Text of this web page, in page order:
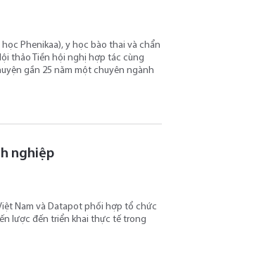
Phenikaa), y học bào thai và chẩn
thảo Tiền hội nghị hợp tác cùng
gần 25 năm một chuyên ngành
nghiệp
Nam và Datapot phối hợp tổ chức
lược đến triển khai thực tế trong